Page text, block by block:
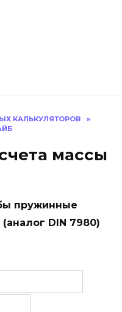
КАЛЬКУЛЯТОРОВ
»
массы
пружинные
DIN 7980)